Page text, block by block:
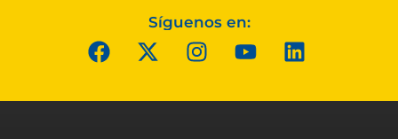
Síguenos en: